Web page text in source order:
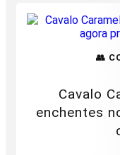
👥
Cavalo
enchentes